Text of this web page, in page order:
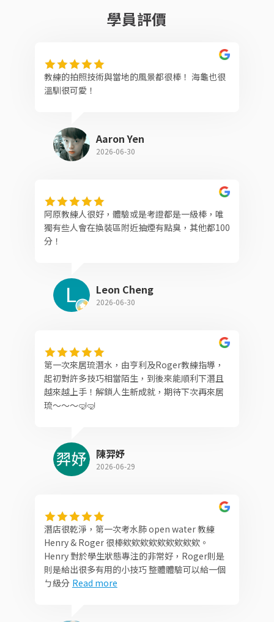
學員評價
教練的拍照技術與當地的風景都很棒！ 海龜也很
溫馴很可愛！
Aaron Yen
2026-06-30
阿原教練人很好，體驗或是考證都是一級棒，唯
獨有些人會在換裝區附近抽煙有點臭，其他都100
分！
Leon Cheng
2026-06-30
第一次來居琉潛水，由亨利及Roger教練指導，
起初對許多技巧相當陌生，到後來能順利下潛且
越來越上手！解鎖人生新成就，期待下次再來居
琉～～～🤿🤿
陳羿妤
2026-06-29
潛店很乾淨，第一次考水肺 open water 教練
Henry & Roger 很棒欸欸欸欸欸欸欸欸欸。
Henry 對於學生狀態專注的非常好，Roger則是
則是給出很多有用的小技巧 整體體驗可以給一個
ㄅ級分 Read more